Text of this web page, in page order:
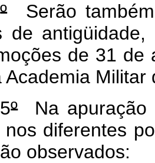
ºSerão também
de
de 31 de
Militar
ºNa apuração
nos diferentes
observados: